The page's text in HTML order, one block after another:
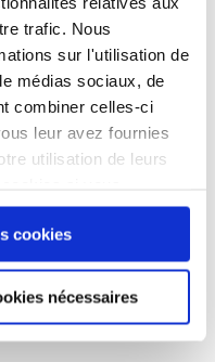
trafic. Nous
sur l'utilisation de
médias sociaux, de
combiner celles-ci
leur avez fournies
utilisation de leurs
cookies
nécessaires
2025
Instance de